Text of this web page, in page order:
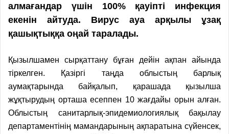
алмағандар үшін 100% қауіпті инфекция
екенін айтуда. Вирус ауа арқылы ұзақ
қашықтыққа оңай таралады.
Қызылшамен сырқаттану бұған дейін ақпан айында
тіркелген. Қазіргі таңда облыстың барлық
аумақтарында байқалып, қарашада қызылша
жұқтырудың орташа есеппен 10 жағдайы орын алған.
Облыстың санитарлық-эпидемиологиялық ба­қылау
департаментінің мамандарының ақпаратына сүйенсек,